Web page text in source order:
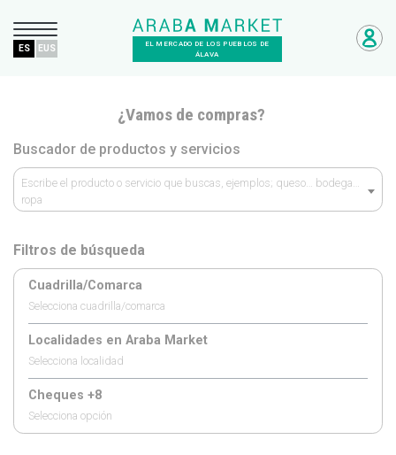
EL MERCADO DE LOS PUEBLOS DE
ÁLAVA
ES EUS
¿Vamos de compras?
Buscador de productos y servicios
Escribe el producto o servicio que buscas, ejemplos; queso… bodega…
ropa
Filtros de búsqueda
Cuadrilla/Comarca
Selecciona cuadrilla/comarca
Localidades en Araba Market
Selecciona localidad
Cheques +8
Selecciona opción